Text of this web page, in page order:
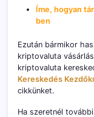
Íme, hogyan
ben
Ezután bármikor
kriptovaluta
kriptovaluta
Kereskedés
cikkünket.
Ha szeretnél